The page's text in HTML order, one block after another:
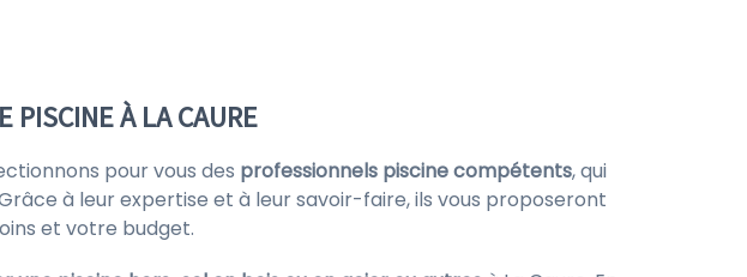
PISCINE À LA CAURE
pour vous des professionnels piscine compétents, qui
à leur expertise et à leur savoir-faire, ils vous proposeront
et votre budget.